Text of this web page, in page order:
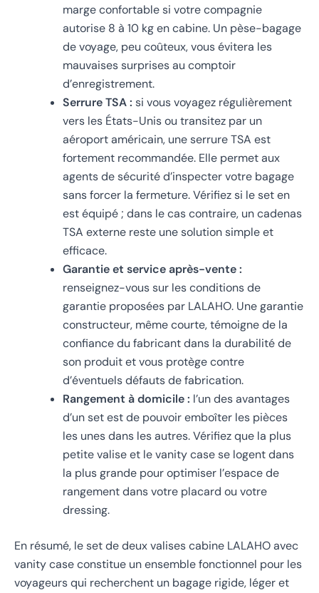
marge confortable si votre compagnie
autorise 8 à 10 kg en cabine. Un pèse-bagage
de voyage, peu coûteux, vous évitera les
mauvaises surprises au comptoir
d’enregistrement.
Serrure TSA : si vous voyagez régulièrement
vers les États-Unis ou transitez par un
aéroport américain, une serrure TSA est
fortement recommandée. Elle permet aux
agents de sécurité d’inspecter votre bagage
sans forcer la fermeture. Vérifiez si le set en
est équipé ; dans le cas contraire, un cadenas
TSA externe reste une solution simple et
efficace.
Garantie et service après-vente :
renseignez-vous sur les conditions de
garantie proposées par LALAHO. Une garantie
constructeur, même courte, témoigne de la
confiance du fabricant dans la durabilité de
son produit et vous protège contre
d’éventuels défauts de fabrication.
Rangement à domicile : l’un des avantages
d’un set est de pouvoir emboîter les pièces
les unes dans les autres. Vérifiez que la plus
petite valise et le vanity case se logent dans
la plus grande pour optimiser l’espace de
rangement dans votre placard ou votre
dressing.
En résumé, le set de deux valises cabine LALAHO avec
vanity case constitue un ensemble fonctionnel pour les
voyageurs qui recherchent un bagage rigide, léger et